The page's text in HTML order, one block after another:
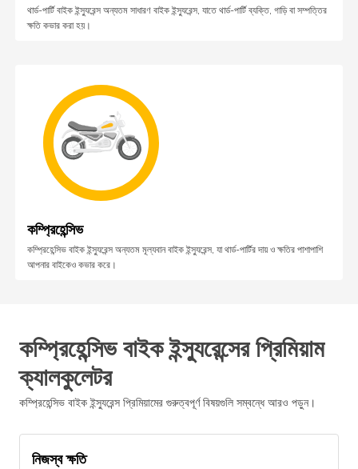
থার্ড-পার্টি বাইক ইন্স্যুরেন্স অন্যতম সাধারণ বাইক ইন্স্যুরেন্স, যাতে থার্ড-পার্টি ব্যক্তি, গাড়ি বা সম্পত্তির
ক্ষতি কভার করা হয়।
কম্প্রিহেন্সিভ
কম্প্রিহেন্সিভ বাইক ইন্স্যুরেন্স অন্যতম মূল্যবান বাইক ইন্স্যুরেন্স, যা থার্ড-পার্টির দায় ও ক্ষতির পাশাপাশি
আপনার বাইকেও কভার করে।
কম্প্রিহেন্সিভ বাইক ইন্স্যুরেন্সের প্রিমিয়াম
ক্যালকুলেটর
কম্প্রিহেন্সিভ বাইক ইন্স্যুরেন্স প্রিমিয়ামের গুরুত্বপূর্ণ বিষয়গুলি সম্বন্ধে আরও পড়ুন।
নিজস্ব ক্ষতি